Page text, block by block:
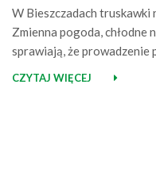
W Bieszczadach truskawki
Zmienna pogoda, chłodne
sprawiają, że
Odwiedziliśmy plantację w
CZYTAJ WIĘCEJ